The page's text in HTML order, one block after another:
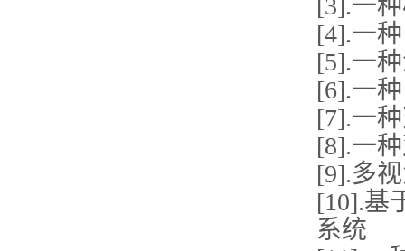
[3].一
[4].一
[5].一
[6].一
[7].一
[8].一
[9].多
[10].基
系统